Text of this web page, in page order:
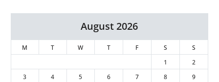
August 2026
M T W T F S
S
1
2
3
4 5 6 7 8
9